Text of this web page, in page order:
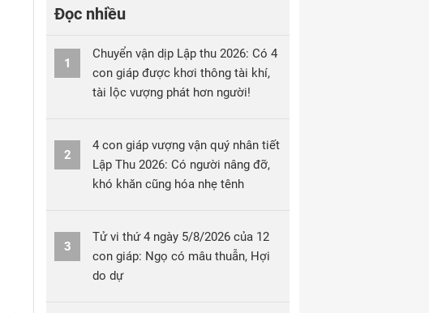
Đọc nhiều
1
Chuyển vận dịp Lập thu 2026: Có 4
con giáp được khơi thông tài khí,
tài lộc vượng phát hơn người!
2
4 con giáp vượng vận quý nhân tiết
Lập Thu 2026: Có người nâng đỡ,
khó khăn cũng hóa nhẹ tênh
3
Tử vi thứ 4 ngày 5/8/2026 của 12
con giáp: Ngọ có mâu thuẫn, Hợi
do dự